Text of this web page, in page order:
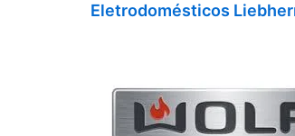
Eletrodomésticos